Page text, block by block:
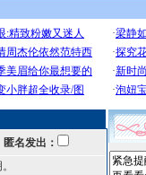
匿名发出：